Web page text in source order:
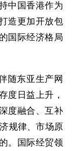
中国香港作为
造更加开放包
国际经济格局
随东亚生产网
度日益上升，
度融合、互补
规律、市场原
。国际经贸领